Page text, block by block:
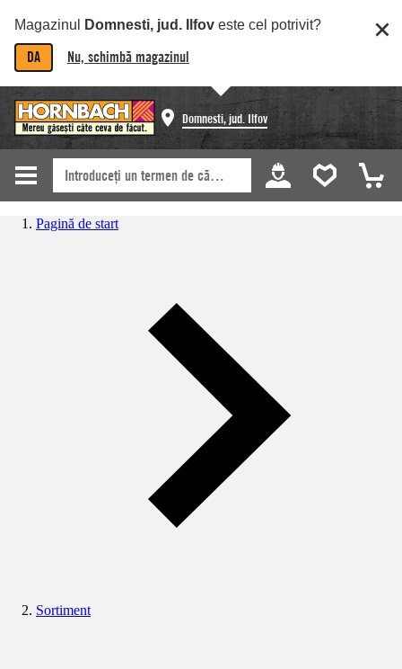
Magazinul Domnesti, jud. Ilfov este cel potrivit?
DA Nu, schimbă magazinul
Domnesti, jud. Ilfov
Pagină de start
Sortiment